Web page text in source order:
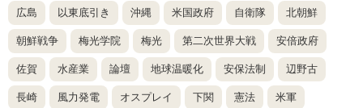
広島 以東底引き 沖縄 米国政府 自衛隊 北朝鮮
朝鮮戦争 梅光学院 梅光 第二次世界大戦 安倍政府
佐賀 水産業 論壇 地球温暖化 安保法制 辺野古
長崎 風力発電 オスプレイ 下関 憲法 米軍